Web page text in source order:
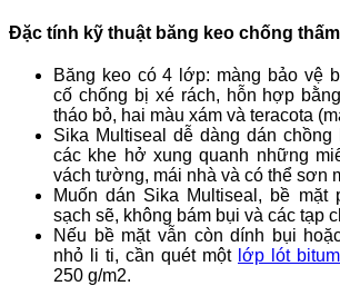
Đặc tính kỹ thuật băng keo chống
Băng keo có 4 lớp: màng bảo vệ
cố chống bị xé rách, hỗn hợp
tháo bỏ, hai màu xám và teracota
Sika Multiseal dễ dàng dán
các khe hở xung quanh những
vách tường, mái nhà và có thể sơn
Muốn dán Sika Multiseal, bề mặt
sạch sẽ, không bám bụi và các tạp
Nếu bề mặt vẫn còn dính bụi
nhỏ li ti, cần quét một lớp lót
250 g/m2.